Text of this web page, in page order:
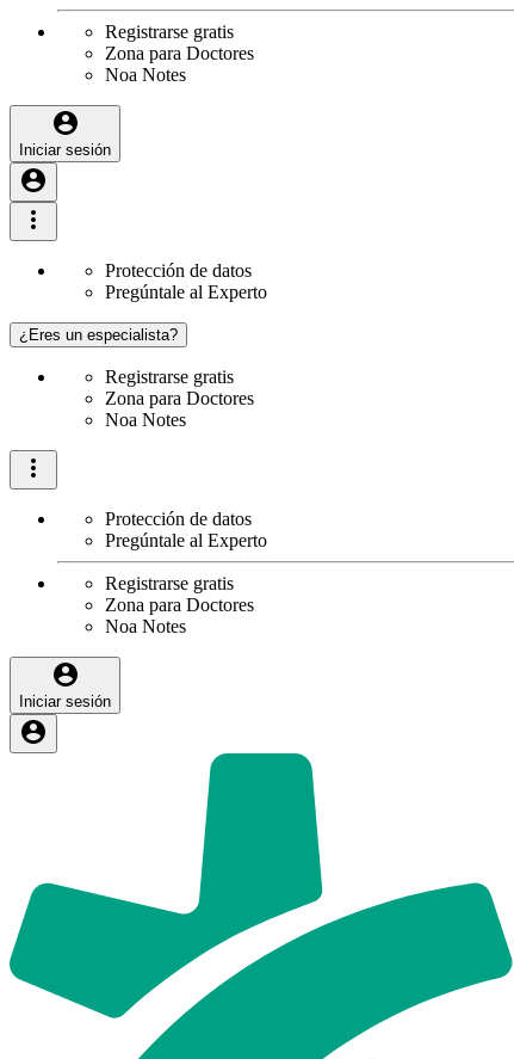
Registrarse gratis
Zona para Doctores
Noa Notes
Iniciar sesión
Protección de datos
Pregúntale al Experto
¿Eres un especialista?
Registrarse gratis
Zona para Doctores
Noa Notes
Protección de datos
Pregúntale al Experto
Registrarse gratis
Zona para Doctores
Noa Notes
Iniciar sesión